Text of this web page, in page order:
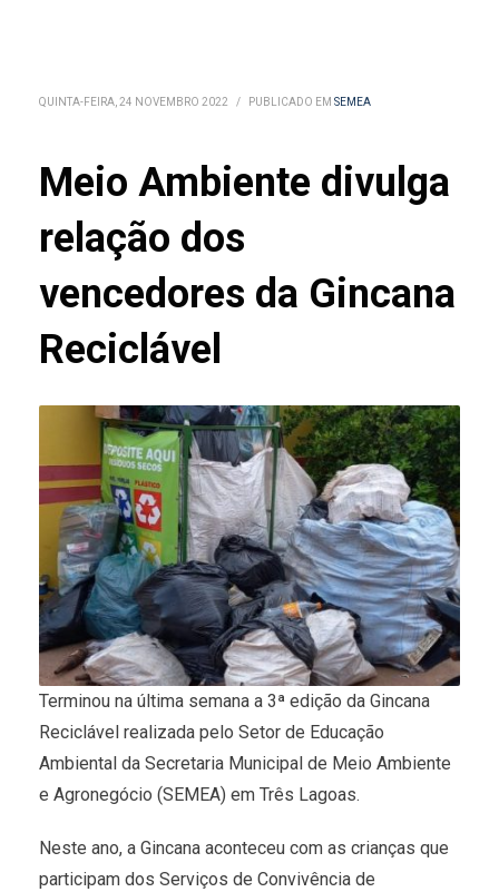
QUINTA-FEIRA, 24 NOVEMBRO 2022 / PUBLICADO EM SEMEA
Meio Ambiente divulga
relação dos
vencedores da Gincana
Reciclável
Terminou na última semana a 3ª edição da Gincana
Reciclável realizada pelo Setor de Educação
Ambiental da Secretaria Municipal de Meio Ambiente
e Agronegócio (SEMEA) em Três Lagoas.
Neste ano, a Gincana aconteceu com as crianças que
participam dos Serviços de Convivência de